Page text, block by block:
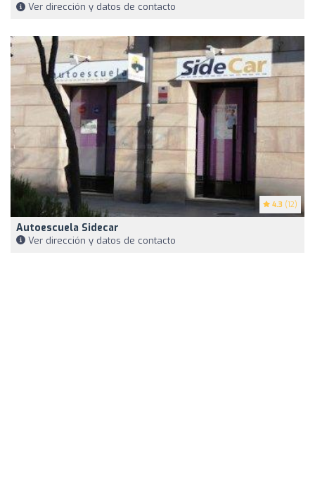
Ver dirección y datos de contacto
4.3 (12)
Autoescuela Sidecar
Ver dirección y datos de contacto